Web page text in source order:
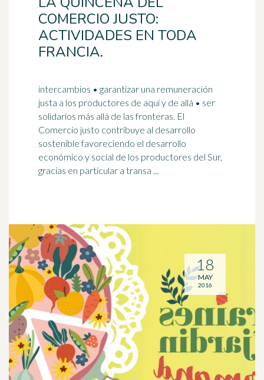
COMERCIO JUSTO:
ACTIVIDADES EN TODA
FRANCIA.
intercambios • garantizar una remuneración
justa a los productores de aquí y de allá • ser
solidarios más allá de las fronteras. El
Comercio justo contribuye al desarrollo
sosteniblefavoreciendo el desarrollo
económico y social de los productores del Sur,
gracias en particular a transa ...
18
MAY
2016